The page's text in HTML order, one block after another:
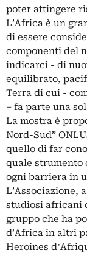
poter attingere
L’Africa è un
di essere
componenti del
indicarci - di
equilibrato,
Terra di cui -
– fa parte una
La mostra è
Nord-Sud”
quello di far
quale strumento
ogni barriera in
L’Associazione,
studiosi africani
gruppo che ha
d’Africa in altri
Heroines